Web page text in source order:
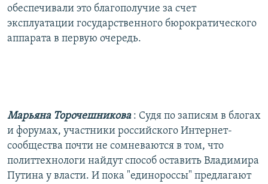
обеспечивали это благополучие за счет
эксплуатации государственного бюрократического
аппарата в первую очередь.
Марьяна Торочешникова : Судя по записям в блогах
и форумах, участники российского Интернет-
сообщества почти не сомневаются в том, что
политтехнологи найдут способ оставить Владимира
Путина у власти. И пока "единороссы" предлагают